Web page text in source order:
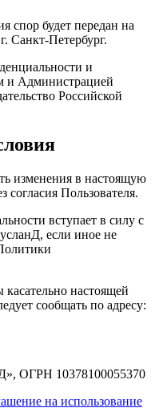
спор будет передан на
Санкт-Петербург.
и
и Администрацией
Российской
изменения в настоящую
Пользователя.
вступает в силу с
если иное не
настоящей
сообщать по адресу:
ОГРН 10378100055370
на использование